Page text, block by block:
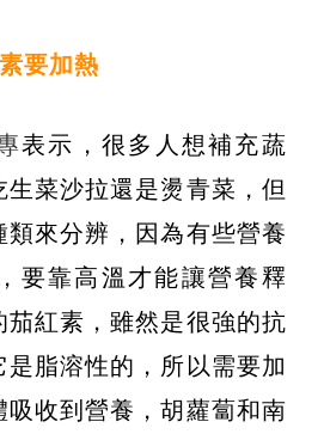
要加熱
表示，很多人想補充蔬
菜沙拉還是燙青菜，但
來分辨，因為有些營養
要靠高溫才能讓營養釋
茄紅素，雖然是很強的抗
脂溶性的，所以需要加
收到營養，胡蘿蔔和南